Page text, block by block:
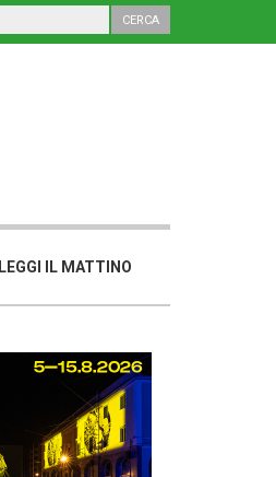
LEGGI IL MATTINO